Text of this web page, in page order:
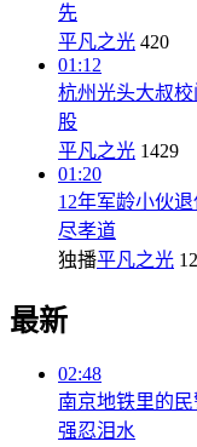
先
平凡之光 420
01:12
杭州光头大叔
股
平凡之光 1429
01:20
12年军龄小伙
尽孝道
独播平凡之光
最新
02:48
南京地铁里的
强忍泪水